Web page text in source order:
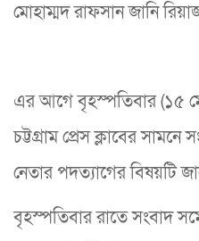
মোহাম্মদ রাফসান জানি
এর আগে বৃহস্পতিবার (১৫
চট্টগ্রাম প্রেস ক্লাবের সামনে
নেতার পদত্যাগের বিষয়টি
বৃহস্পতিবার রাতে সংবাদ